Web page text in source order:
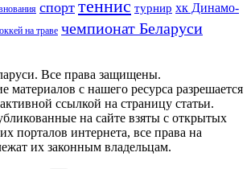
спорт теннис турнир хк Динамо-
на траве чемпионат Беларуси
Все права защищены.
материалов с нашего ресурса разрешается
ссылкой на страницу статьи.
на сайте взяты с открытых
порталов интернета, все права на
их законным владельцам.